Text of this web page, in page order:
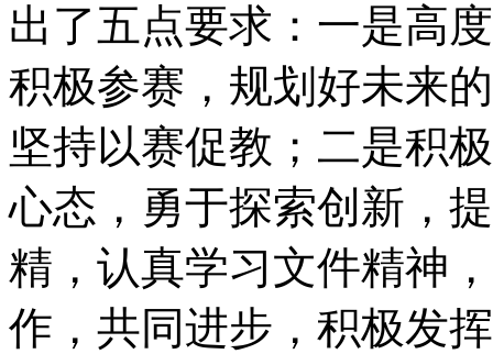
出了五点要求：一是高
积极参赛，规划好未来
坚持以赛促教；二是积
心态，勇于探索创新，
精，认真学习文件精神
作，共同进步，积极发